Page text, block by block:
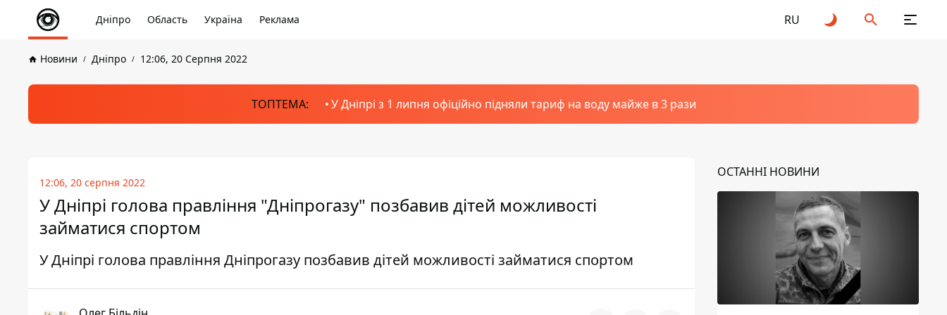
Дніпро Область Україна Реклама RU
Новини Дніпро 12:06, 20 Серпня 2022
ТОПТЕМА: У Дніпрі з 1 липня офіційно підняли тариф на воду майже в 3 рази
12:06, 20 серпня 2022
У Дніпрі голова правління "Дніпрогазу" позбавив дітей можливості
займатися спортом
У Дніпрі голова правління Дніпрогазу позбавив дітей можливості займатися спортом
ОСТАННІ НОВИНИ